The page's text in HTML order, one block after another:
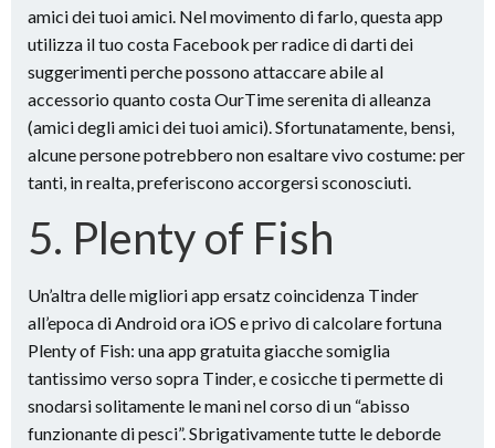
amici dei tuoi amici. Nel movimento di farlo, questa app
utilizza il tuo costa Facebook per radice di darti dei
suggerimenti perche possono attaccare abile al
accessorio quanto costa OurTime serenita di alleanza
(amici degli amici dei tuoi amici). Sfortunatamente, bensi,
alcune persone potrebbero non esaltare vivo costume: per
tanti, in realta, preferiscono accorgersi sconosciuti.
5. Plenty of Fish
Un’altra delle migliori app ersatz coincidenza Tinder
all’epoca di Android ora iOS e privo di calcolare fortuna
Plenty of Fish: una app gratuita giacche somiglia
tantissimo verso sopra Tinder, e cosicche ti permette di
snodarsi solitamente le mani nel corso di un “abisso
funzionante di pesci”. Sbrigativamente tutte le deborde